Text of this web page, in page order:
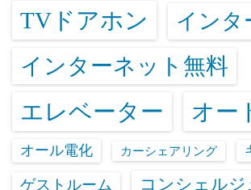
TVドアホン インタ
インターネット無料
エレベーター オー
オール電化 カーシェアリング
ゲストルーム コンシェルジ